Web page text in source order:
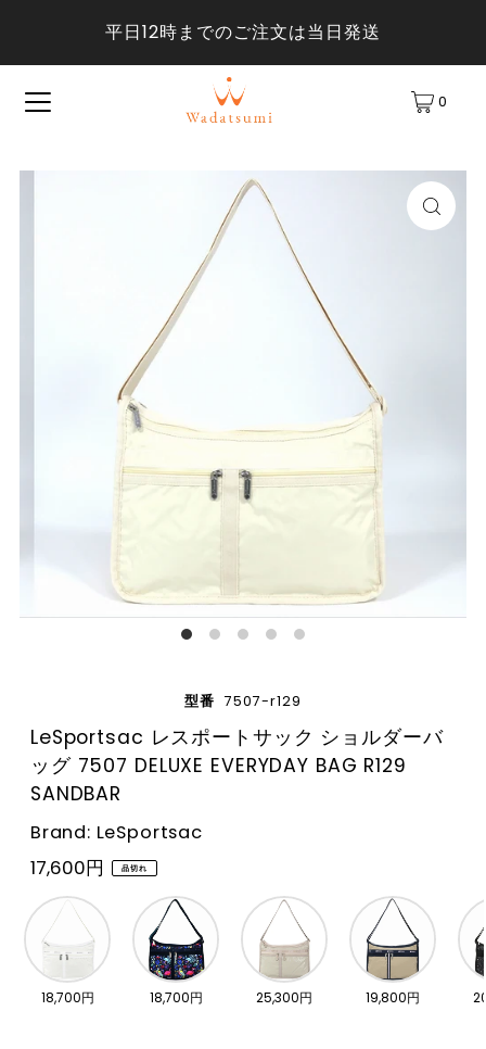
平日12時までのご注文は当日発送
0
型番 7507-r129
LeSportsac レスポートサック ショルダーバ
ッグ 7507 DELUXE EVERYDAY BAG R129
SANDBAR
Brand: LeSportsac
17,600円 品切れ
18,700円 18,700円 25,300円 19,800円